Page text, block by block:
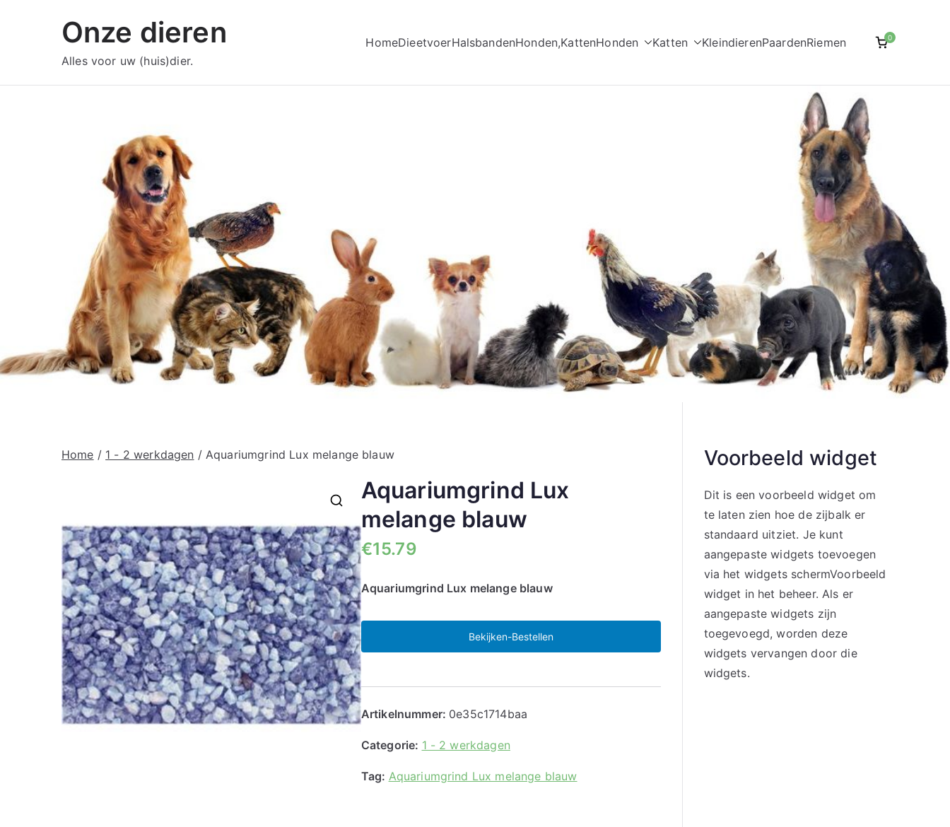
Onze dieren
Alles voor uw (huis)dier.
HomeDieetvoerHalsbandenHonden,KattenHonden Katten KleindierenPaardenRiemen 0
Home / 1 - 2 werkdagen / Aquariumgrind Lux melange blauw
🔍
Aquariumgrind Lux
melange blauw
€15.79
Aquariumgrind Lux melange blauw
Bekijken-Bestellen
Artikelnummer: 0e35c1714baa
Categorie: 1 - 2 werkdagen
Tag: Aquariumgrind Lux melange blauw
Voorbeeld widget
Dit is een voorbeeld widget om
te laten zien hoe de zijbalk er
standaard uitziet. Je kunt
aangepaste widgets toevoegen
via het widgets schermVoorbeeld
widget in het beheer. Als er
aangepaste widgets zijn
toegevoegd, worden deze
widgets vervangen door die
widgets.